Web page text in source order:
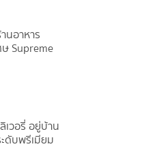
นอาหาร
Supreme
เวอรี่ อยู่บ้าน
ดับพรีเมียม